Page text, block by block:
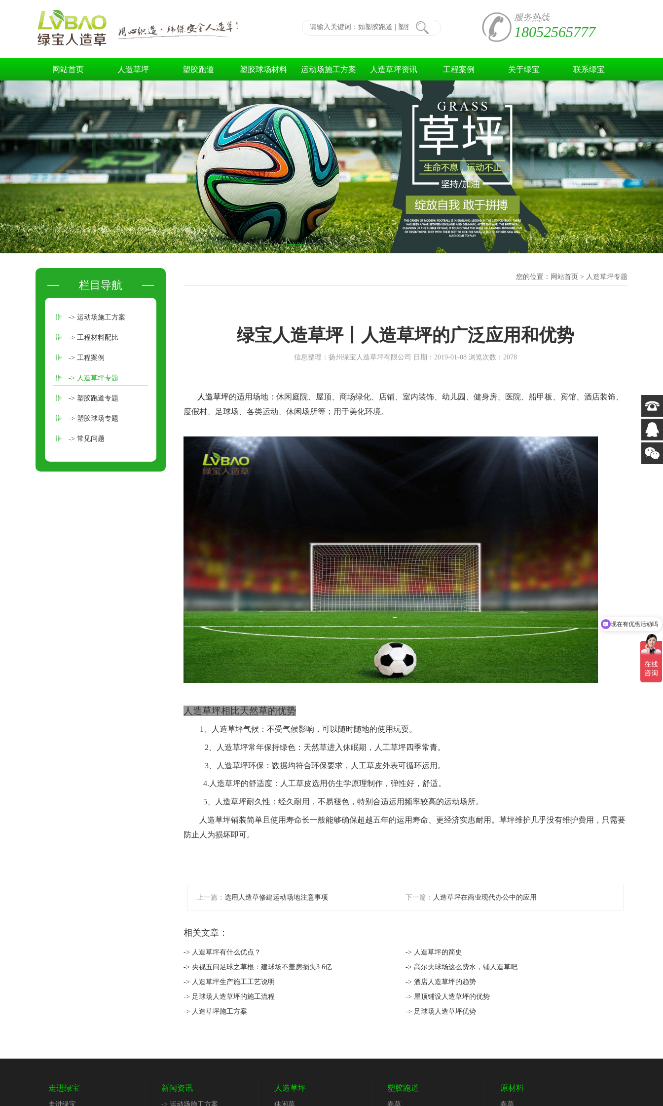
服务热线
18052565777
网站首页 人造草坪 塑胶跑道 塑胶球场材料 运动场施工方案 人造草坪资讯 工程案例 关于绿宝 联系绿宝
栏目导航
-> 运动场施工方案
-> 工程材料配比
-> 工程案例
-> 人造草坪专题
-> 塑胶跑道专题
-> 塑胶球场专题
-> 常见问题
您的位置： 网站首页 > 人造草坪专题
绿宝人造草坪丨人造草坪的广泛应用和优势
信息整理：扬州绿宝人造草坪有限公司 日期：2019-01-08 浏览次数：2078
人造草坪的适用场地 ： 休闲庭院、屋顶、商场绿化、店铺、室内装饰、幼儿园、健身房、医院、船甲板、宾馆、酒店装饰、
度假村、足球场、各类运动、休闲场所等；用于美化环境。
人造草坪相比天然草的优势
1、 人造草坪气候 ：不受气候影响，可以随时随地的使用玩耍。
2、 人造草坪常年保持绿色：天然草进入休眠期，人工草坪四季常青。
3、 人造草坪环保：数据均符合环保要求，人工草皮外表可循环运用 。
4. 人造草坪的舒适度：人工草皮选用仿生学原理制作，弹性好，舒适。
5、 人造草坪耐久性：经久耐用，不易褪色，特别合适运用频率较高的运动场所。
人造草坪铺装简单且使用寿命长一般能够确保超越五年的运用寿命 更经济实惠耐用。草坪维护 几乎没有维护费用，只需要
防止人为损坏即可。
上一篇： 选用人造草修建运动场地注意事项 下一篇： 人造草坪在商业现代办公中的应用
相关文章：
-> 人造草坪有什么优点？
-> 人造草坪的简史
-> 央视五问足球之草根：建球场不盖房损失3.6亿
-> 高尔夫球场这么费水，铺人造草吧
-> 人造草坪生产施工工艺说明
-> 酒店人造草坪的趋势
-> 足球场人造草坪的施工流程
-> 屋顶铺设人造草坪的优势
-> 人造草坪施工方案
-> 足球场人造草坪优势
走进绿宝
走进绿宝
新闻资讯
-> 运动场施工方案
人造草坪
休闲草
塑胶跑道
春草
原材料
春草
现在有优惠活动吗